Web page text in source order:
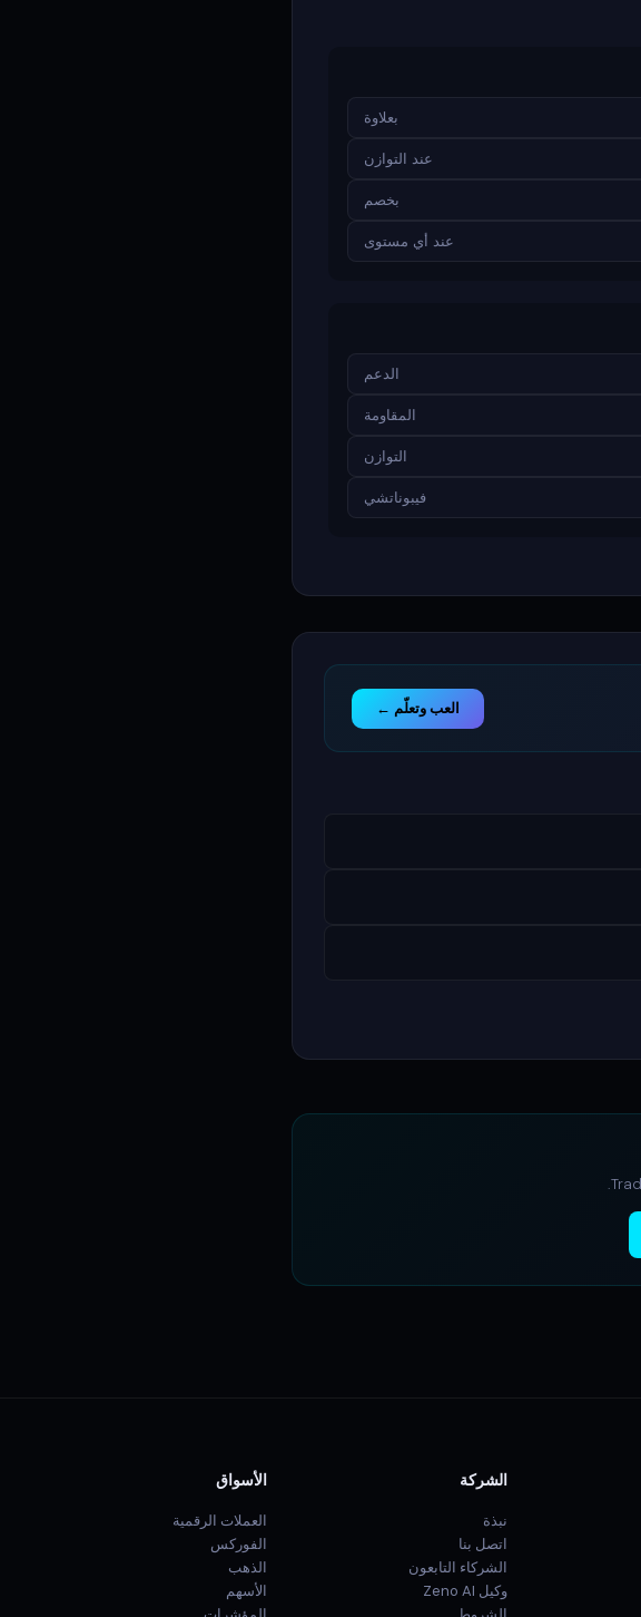
بعلاوة
عند التوازن
بخصم
عند أي مستوى
الدعم
المقاومة
التوازن
فيبوناتشي
العب وتعلّم ←
الشركة
نبذة
اتصل بنا
الشركاء التابعون
وكيل Zeno AI
الأسواق
العملات الرقمية
الفوركس
الذهب
الأسهم